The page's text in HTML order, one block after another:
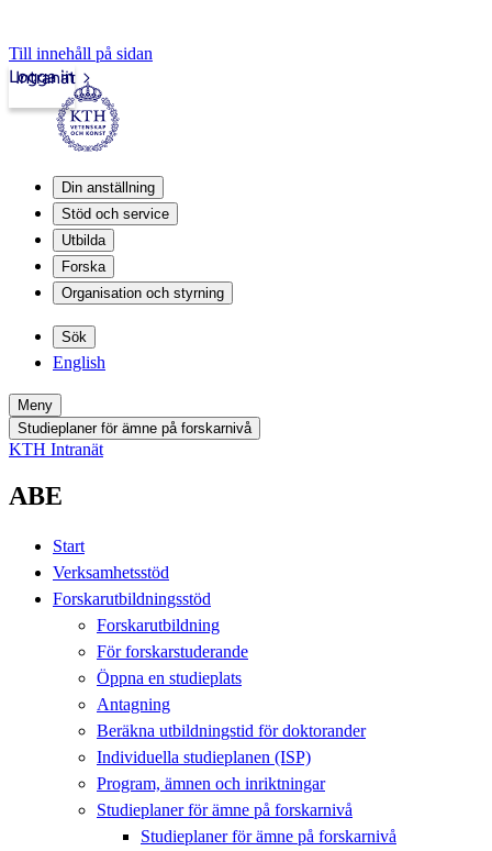
Till innehåll på sidan
Intranät
Logga in
Din anställning
Stöd och service
Utbilda
Forska
Organisation och styrning
Sök
English
Meny
Studieplaner för ämne på forskarnivå
KTH Intranät
ABE
Start
Verksamhetsstöd
Forskarutbildningsstöd
Forskarutbildning
För forskarstuderande
Öppna en studieplats
Antagning
Beräkna utbildningstid för doktorander
Individuella studieplanen (ISP)
Program, ämnen och inriktningar
Studieplaner för ämne på forskarnivå
Studieplaner för ämne på forskarnivå